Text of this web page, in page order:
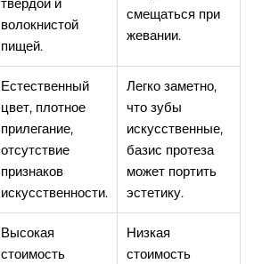
твердой и
волокнистой
пищей.
смещаться при
жевании.
Естественный
цвет, плотное
прилегание,
отсутствие
признаков
искусственности.
Легко заметно,
что зубы
искусственные,
базис протеза
может портить
эстетику.
Высокая
стоимость
Низкая
стоимость